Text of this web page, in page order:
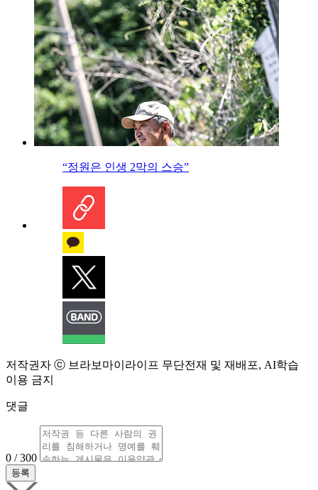
“정원은 인생 2막의 스승”
저작권자 ⓒ 브라보마이라이프 무단전재 및 재배포, AI학습
이용 금지
댓글
0 / 300